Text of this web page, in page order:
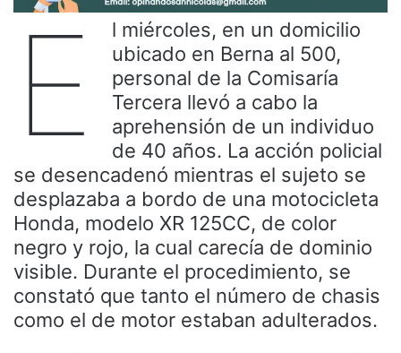
E
l miércoles, en un domicilio
ubicado en Berna al 500,
personal de la Comisaría
Tercera llevó a cabo la
aprehensión de un individuo
de 40 años. La acción policial
se desencadenó mientras el sujeto se
desplazaba a bordo de una motocicleta
Honda, modelo XR 125CC, de color
negro y rojo, la cual carecía de dominio
visible. Durante el procedimiento, se
constató que tanto el número de chasis
como el de motor estaban adulterados.